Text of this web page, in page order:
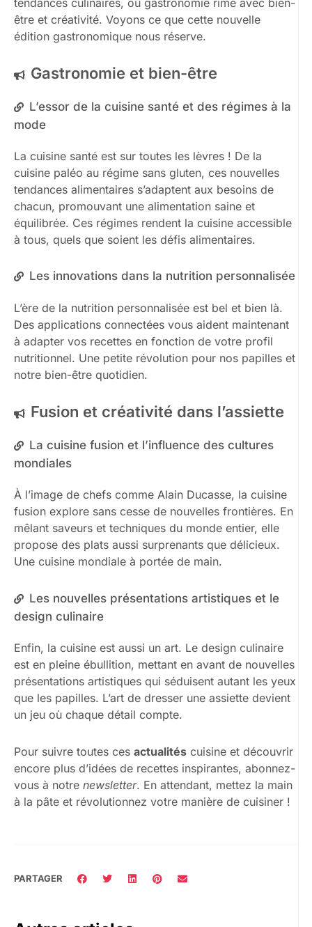
être et créativité. Voyons ce que cette nouvelle
édition gastronomique nous réserve.
Gastronomie et bien-être
L’essor de la cuisine santé et des régimes à la
mode
La cuisine santé est sur toutes les lèvres ! De la
cuisine paléo au régime sans gluten, ces nouvelles
tendances alimentaires s’adaptent aux besoins de
chacun, promouvant une alimentation saine et
équilibrée. Ces régimes rendent la cuisine accessible
à tous, quels que soient les défis alimentaires.
Les innovations dans la nutrition personnalisée
L’ère de la nutrition personnalisée est bel et bien là.
Des applications connectées vous aident maintenant
à adapter vos recettes en fonction de votre profil
nutritionnel. Une petite révolution pour nos papilles et
notre bien-être quotidien.
Fusion et créativité dans l’assiette
La cuisine fusion et l’influence des cultures
mondiales
À l’image de chefs comme Alain Ducasse, la cuisine
fusion explore sans cesse de nouvelles frontières. En
mêlant saveurs et techniques du monde entier, elle
propose des plats aussi surprenants que délicieux.
Une cuisine mondiale à portée de main.
Les nouvelles présentations artistiques et le
design culinaire
Enfin, la cuisine est aussi un art. Le design culinaire
est en pleine ébullition, mettant en avant de nouvelles
présentations artistiques qui séduisent autant les yeux
que les papilles. L’art de dresser une assiette devient
un jeu où chaque détail compte.
Pour suivre toutes ces actualités cuisine et découvrir
encore plus d’idées de recettes inspirantes, abonnez-
vous à notre newsletter. En attendant, mettez la main
à la pâte et révolutionnez votre manière de cuisiner !
PARTAGER